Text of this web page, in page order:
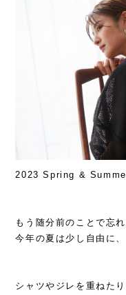
2023 Spring &
もう随分前のことで忘
今年の夏は少し自由に
シャツやジレを重ねた